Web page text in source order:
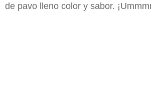
de pavo lleno color y sabor.